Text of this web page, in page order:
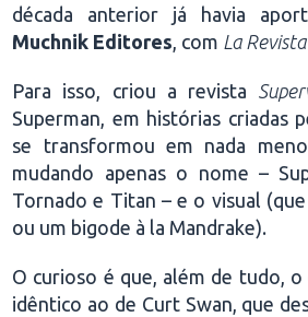
década anterior já havia
Muchnik Editores, com La
Para isso, criou a revista
Superman, em histórias criadas
se transformou em nada
mudando apenas o nome –
Tornado e Titan – e o visual
ou um bigode à la Mandrake).
O curioso é que, além de tudo,
idêntico ao de Curt Swan, que